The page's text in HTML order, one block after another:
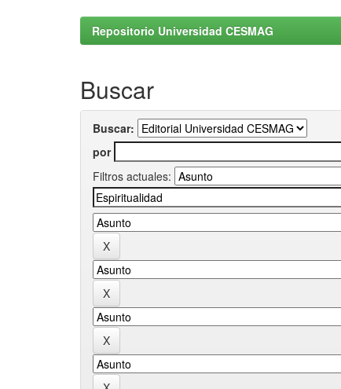
Repositorio Universidad CESMAG
Buscar
Buscar:
por
Filtros actuales: